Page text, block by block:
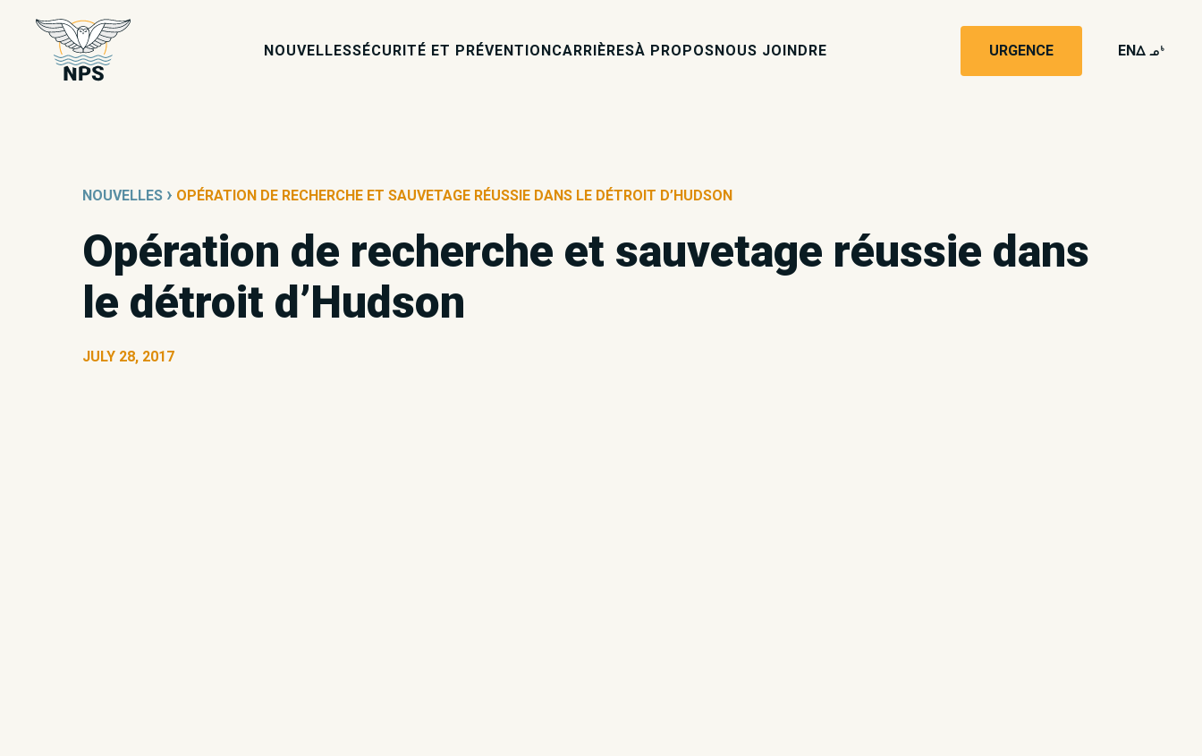
NOUVELLESSÉCURITÉ ET PRÉVENTIONCARRIÈRESÀ PROPOSNOUS JOINDRE URGENCE ENwk4
NOUVELLES › OPÉRATION DE RECHERCHE ET SAUVETAGE RÉUSSIE DANS LE DÉTROIT D’HUDSON
Opération de recherche et sauvetage réussie dans
le détroit d’Hudson
JULY 28, 2017